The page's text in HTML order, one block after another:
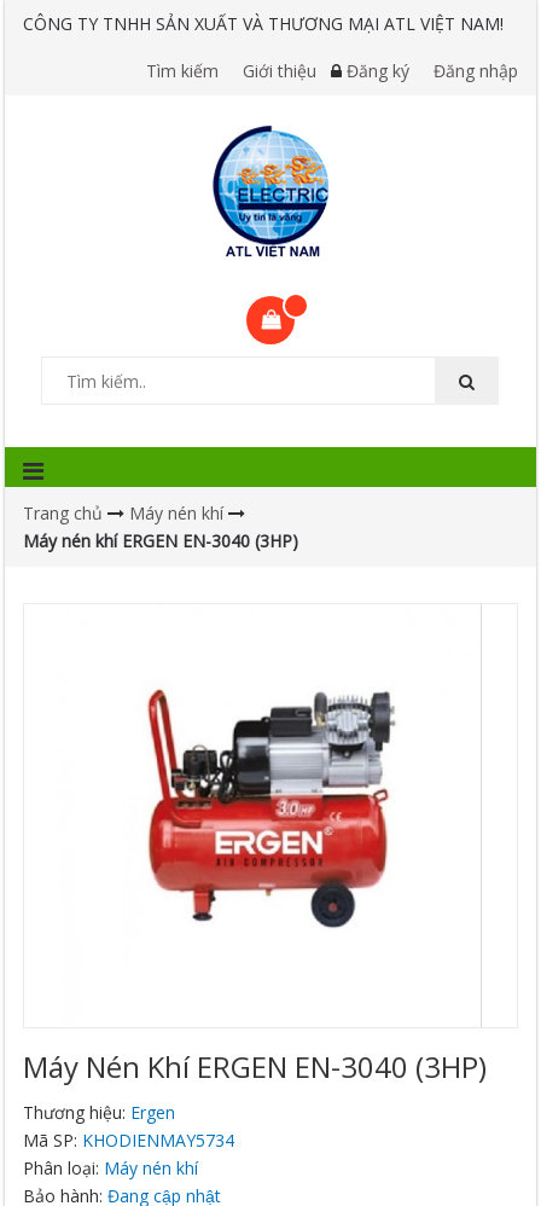
CÔNG TY TNHH SẢN XUẤT VÀ THƯƠNG MẠI ATL VIỆT NAM!
Tìm kiếm Giới thiệu Đăng ký Đăng nhập
Trang chủ
Máy nén khí
Máy nén khí ERGEN EN-3040 (3HP)
Máy Nén Khí ERGEN EN-3040 (3HP)
Thương hiệu: Ergen
Mã SP: KHODIENMAY5734
Phân loại: Máy nén khí
Bảo hành:Đang cập nhật